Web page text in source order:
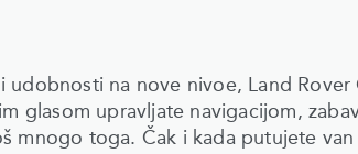
udobnosti na nove nivoe, Land Rover
glasom upravljate navigacijom,
mnogo toga. Čak i kada putujete